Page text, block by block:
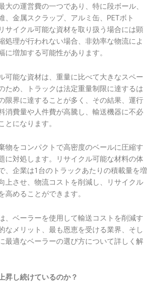
大の運営費の一つであり、特に段ボール、
、金属スクラップ、アルミ缶、PETボト
サイクル可能な資材を取り扱う場合には顕
処理が行われない場合、非効率な物流によ
に増加する可能性があります。
可能な資材は、重量に比べて大きなスペー
ため、トラックは法定重量制限に達するは
限界に達することが多く、その結果、運行
消費量や人件費が高騰し、輸送機器に不必
とになります。
物をコンパクトで高密度のベールに圧縮す
に対処します。リサイクル可能な材料の体
、企業は1台のトラックあたりの積載量を増
上させ、物流コストを削減し、リサイクル
高めることができます。
、ベーラーを使用して輸送コストを削減す
なメリット、最も恩恵を受ける業界、そし
最適なベーラーの選び方について詳しく解
昇し続けているのか？